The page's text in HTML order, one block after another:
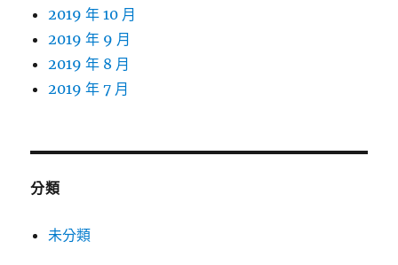
2019 年 10 月
2019 年 9 月
2019 年 8 月
2019 年 7 月
分類
未分類